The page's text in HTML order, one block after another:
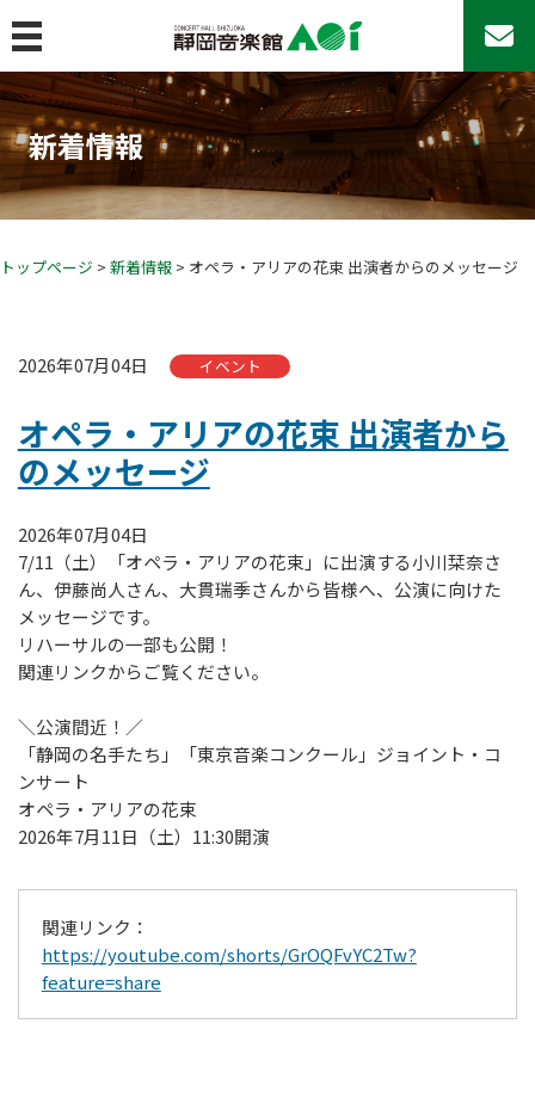
トップページ
コンサート&イベント
コンサート＆イベント
コンサートシリーズ
アマチュア・アンサンブルの日♪
イベントカレンダー
座席表
よくあるご質問
22歳以下チケットについて
教育プログラム
教育プログラム
静岡の名手たち
AOIの講演会
その他の事業
その他の事業
アウトリーチ・コンサート
AOIのオープン･デイ2026
静岡市生涯学習センター等との連携事業
静岡・音楽館×科学館×美術館 共同事業
新着情報
トップページ > 新着情報 > オペラ・アリアの花束 出演者からのメッセージ
2026年07月04日 イベント
オペラ・アリアの花束 出演者から
のメッセージ
2026年07月04日
7/11（土）「オペラ・アリアの花束」に出演する小川栞奈さ
ん、伊藤尚人さん、大貫瑞季さんから皆様へ、公演に向けた
メッセージです。
リハーサルの一部も公開！
関連リンクからご覧ください。
＼公演間近！／
「静岡の名手たち」「東京音楽コンクール」ジョイント・コ
ンサート
オペラ・アリアの花束
2026年7月11日（土）11:30開演
関連リンク：
https://youtube.com/shorts/GrOQFvYC2Tw?
feature=share